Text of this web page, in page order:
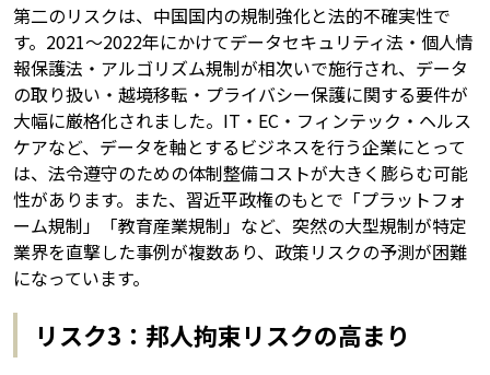
第二のリスクは、中国国内の規制強化と法的不確実性で
す。2021〜2022年にかけてデータセキュリティ法・個人情
報保護法・アルゴリズム規制が相次いで施行され、データ
の取り扱い・越境移転・プライバシー保護に関する要件が
大幅に厳格化されました。IT・EC・フィンテック・ヘルス
ケアなど、データを軸とするビジネスを行う企業にとって
は、法令遵守のための体制整備コストが大きく膨らむ可能
性があります。また、習近平政権のもとで「プラットフォ
ーム規制」「教育産業規制」など、突然の大型規制が特定
業界を直撃した事例が複数あり、政策リスクの予測が困難
になっています。
リスク3：邦人拘束リスクの高まり